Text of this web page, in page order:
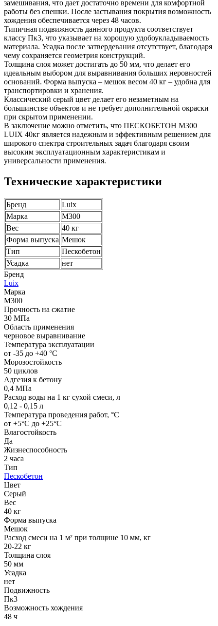
замешивания, что дает достаточно времени для комфортной
работы без спешки. После застывания покрытия возможность
хождения обеспечивается через 48 часов.
Типичная подвижность данного продукта соответствует
классу Пк3, что указывает на хорошую удобоукладываемость
материала. Усадка после затвердевания отсутствует, благодаря
чему сохраняется геометрия конструкций.
Толщина слоя может достигать до 50 мм, что делает его
идеальным выбором для выравнивания больших неровностей
оснований. Форма выпуска – мешок весом 40 кг – удобна для
транспортировки и хранения.
Классический серый цвет делает его незаметным на
большинстве объектов и не требует дополнительной окраски
при скрытом применении.
В заключение можно отметить, что ПЕСКОБЕТОН М300
LUIX 40кг является надежным и эффективным решением для
широкого спектра строительных задач благодаря своим
высоким эксплуатационным характеристикам и
универсальности применения.
Технические характеристики
Бренд
Luix
Марка
М300
Вес
40 кг
Форма выпуска Мешок
Тип
Пескобетон
Усадка
нет
Бренд
Luix
Марка
М300
Прочность на сжатие
30 МПа
Область применения
черновое выравнивание
Температура эксплуатации
от -35 до +40 °C
Морозостойкость
50 циклов
Адгезия к бетону
0,4 МПа
Расход воды на 1 кг сухой смеси, л
0,12 - 0,15 л
Температура проведения работ, °C
от +5°C до +25°C
Влагостойкость
Да
Жизнеспособность
2 часа
Тип
Пескобетон
Цвет
Серый
Вес
40 кг
Форма выпуска
Мешок
Расход смеси на 1 м² при толщине 10 мм, кг
20-22 кг
Толщина слоя
50 мм
Усадка
нет
Подвижность
Пк3
Возможность хождения
48 ч